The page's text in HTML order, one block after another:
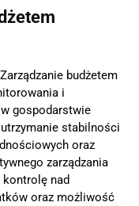
budżetem
i
gospodarstwie
stabilności
oraz
zarządzania
nad
oraz możliwość